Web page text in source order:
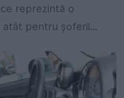
reprezintă o
pentru șoferii...